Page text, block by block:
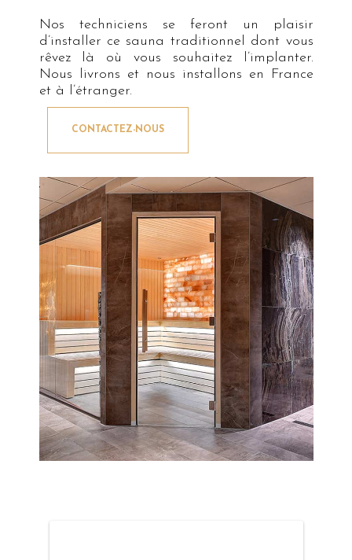
Nos techniciens se feront un plaisir
d’installer ce sauna traditionnel dont vous
rêvez là où vous souhaitez l’implanter.
Nous livrons et nous installons en France
et à l’étranger.
CONTACTEZ-NOUS